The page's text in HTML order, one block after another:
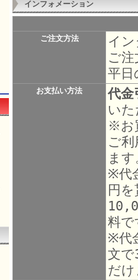
インフォメーション
ご注文方法
イ
ご
平日
お支払い方法
代金
い
※お
ご
ま
※代
円
料で
※代
文
だ